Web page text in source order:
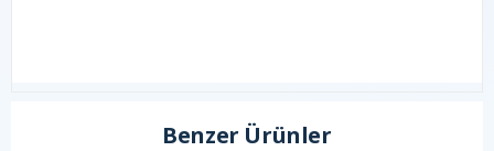
Benzer Ürünler